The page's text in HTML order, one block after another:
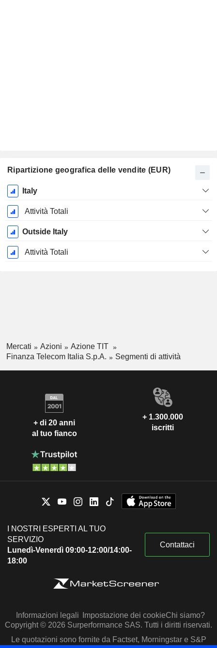
Ripartizione geografica delle vendite (EUR)
Periodo
Fiscale:
Dicembre
Italy
Attività Totali
Outside Italy
Attività Totali
Mercati Azioni
Azione TIT
Finanza Telecom Italia S.p.A.
Segmenti di attività
+ di 20 anni
al tuo fianco
+ 1.300.000
iscritti
I NOSTRI ESPERTI AL TUO
SERVIZIO
Lunedì-Venerdì 09:00-12:00/14:00-
18:00
Contattaci
Informazioni legali Impostazione dei cookieChi siamo?
Copyright © 2026 Surperformance SAS. Tutti i diritti riservati.
Le quotazioni sono fornite da Factset, Morningstar e S&P